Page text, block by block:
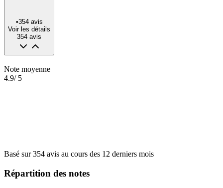
•354 avis
Voir les détails
354 avis
Note moyenne
4.9/ 5
Basé sur354 avis au cours des 12 derniers mois
Répartition des notes